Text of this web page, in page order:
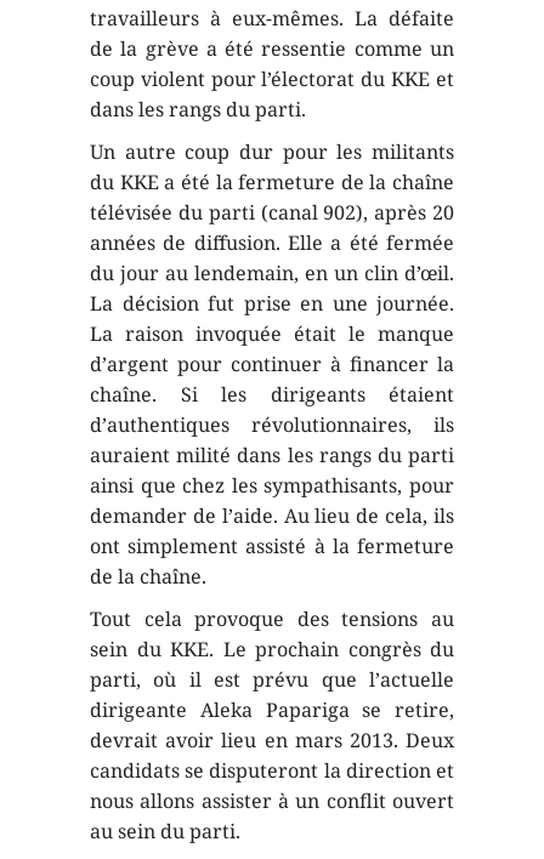
travailleurs à eux-mêmes. La défaite
de la grève a été ressentie comme un
coup violent pour l’électorat du KKE et
dans les rangs du parti.
Un autre coup dur pour les militants
du KKE a été la fermeture de la chaîne
télévisée du parti (canal 902), après 20
années de diffusion. Elle a été fermée
du jour au lendemain, en un clin d’œil.
La décision fut prise en une journée.
La raison invoquée était le manque
d’argent pour continuer à financer la
chaîne. Si les dirigeants étaient
d’authentiques révolutionnaires, ils
auraient milité dans les rangs du parti
ainsi que chez les sympathisants, pour
demander de l’aide. Au lieu de cela, ils
ont simplement assisté à la fermeture
de la chaîne.
Tout cela provoque des tensions au
sein du KKE. Le prochain congrès du
parti, où il est prévu que l’actuelle
dirigeante Aleka Papariga se retire,
devrait avoir lieu en mars 2013. Deux
candidats se disputeront la direction et
nous allons assister à un conflit ouvert
au sein du parti.